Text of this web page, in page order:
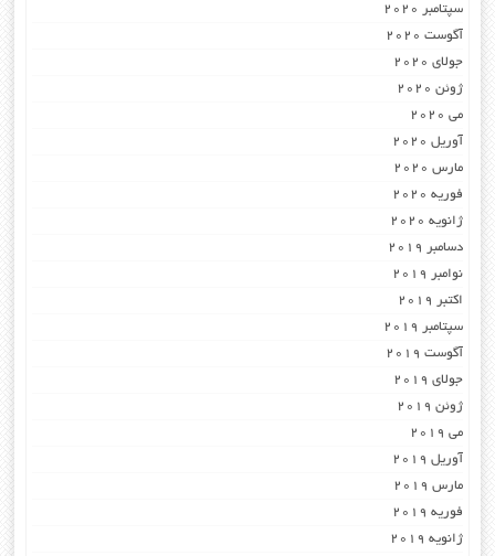
سپتامبر 2020
آگوست 2020
جولای 2020
ژوئن 2020
می 2020
آوریل 2020
مارس 2020
فوریه 2020
ژانویه 2020
دسامبر 2019
نوامبر 2019
اکتبر 2019
سپتامبر 2019
آگوست 2019
جولای 2019
ژوئن 2019
می 2019
آوریل 2019
مارس 2019
فوریه 2019
ژانویه 2019